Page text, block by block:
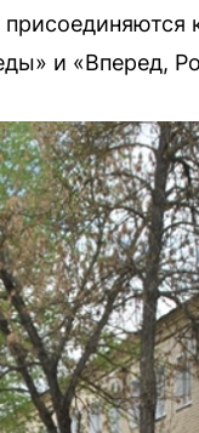
и «Вперед,